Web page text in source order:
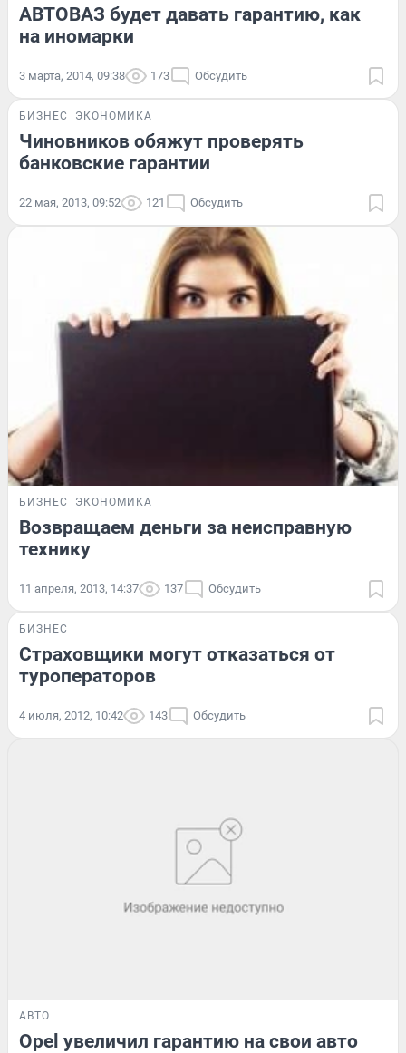
АВТОВАЗ будет давать гарантию, как
на иномарки
3 марта, 2014, 09:38 173 Обсудить
БИЗНЕС ЭКОНОМИКА
Чиновников обяжут проверять
банковские гарантии
22 мая, 2013, 09:52 121 Обсудить
БИЗНЕС ЭКОНОМИКА
Возвращаем деньги за неисправную
технику
11 апреля, 2013, 14:37 137 Обсудить
БИЗНЕС
Страховщики могут отказаться от
туроператоров
4 июля, 2012, 10:42 143 Обсудить
АВТО
Opel увеличил гарантию на свои авто